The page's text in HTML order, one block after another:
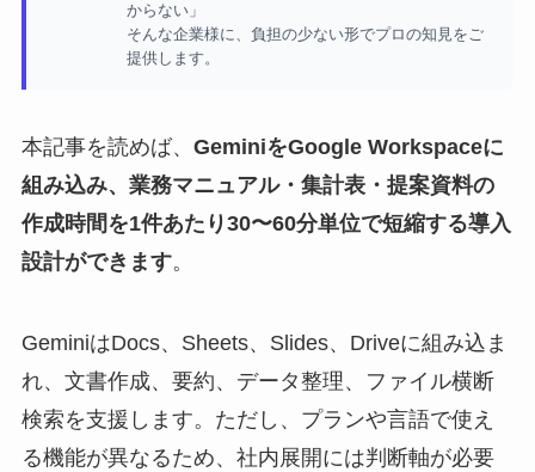
からない」
そんな企業様に、負担の少ない形でプロの知見をご
提供します。
本記事を読めば、 GeminiをGoogle Workspaceに
組み込み、業務マニュアル・集計表・提案資料の
作成時間を1件あたり30〜60分単位で短縮する導入
設計ができます。
GeminiはDocs、Sheets、Slides、Driveに組み込ま
れ、文書作成、要約、データ整理、ファイル横断
検索を支援します。ただし、プランや言語で使え
る機能が異なるため、社内展開には判断軸が必要